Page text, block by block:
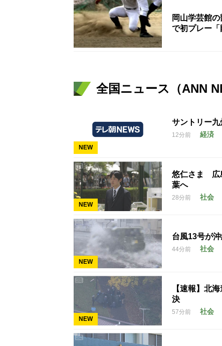
岡山学芸館
で初プレー「
全国ニュース（ANN
NEW
サントリー
12分前 経済
NEW
悠仁さま 広
葉へ
28分前 社会
NEW
台風13号が
44分前 社会
NEW
【速報】北
決
57分前 社会